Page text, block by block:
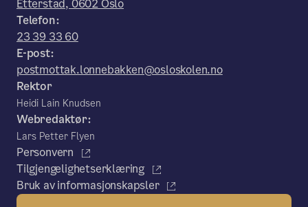
Etterstad, 0602 Oslo
Telefon:
23 39 33 60
E-post:
postmottak.lonnebakken@osloskolen.no
Rektor
Heidi Lain Knudsen
Webredaktør:
Lars Petter Flyen
Personvern
Tilgjengelighetserklæring
Bruk av informasjonskapsler